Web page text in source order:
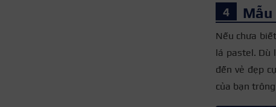
Nếu chưa
lá pastel. Dù
đến vẻ đẹp
của bạn